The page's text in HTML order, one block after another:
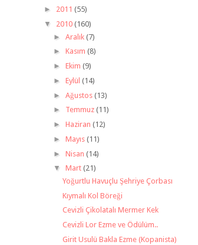
► 2011 (55)
▼ 2010 (160)
► Aralık (7)
► Kasım (8)
► Ekim (9)
► Eylül (14)
► Ağustos (13)
► Temmuz (11)
► Haziran (12)
► Mayıs (11)
► Nisan (14)
▼ Mart (21)
Yoğurtlu Havuçlu Şehriye Çorbası
Kıymalı Kol Böreği
Cevizli Çikolatalı Mermer Kek
Cevizli Lor Ezme ve Ödülüm..
Girit Usulü Bakla Ezme (Kopanista)